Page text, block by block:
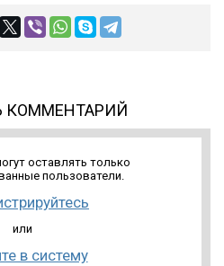
КОММЕНТАРИЙ
оставлять только
пользователи.
или
в систему